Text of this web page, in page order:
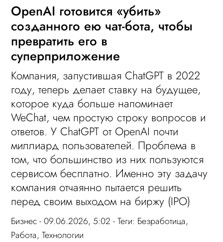
OpenAI готовится «убить»
созданного ею чат-бота, чтобы
превратить его в
суперприложение
Компания, запустившая ChatGPT в 2022
году, теперь делает ставку на будущее,
которое куда больше напоминает
WeChat, чем простую строку вопросов и
ответов. У ChatGPT от OpenAI почти
миллиард пользователей. Проблема в
том, что большинство из них пользуются
сервисом бесплатно. Именно эту задачу
компания отчаянно пытается решить
перед своим выходом на биржу (IPO)
Бизнес- 09.06.2026, 5:02 - Теги: Безработица,
Работа,Технологии